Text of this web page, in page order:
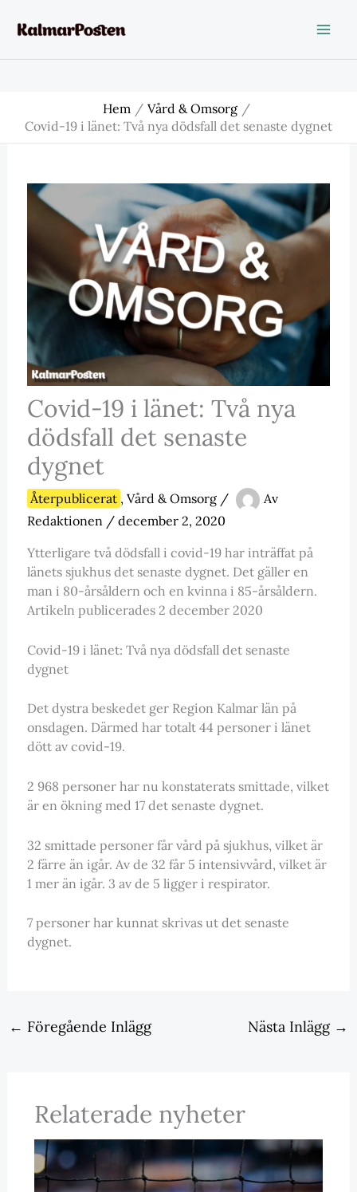
Hem
Vård & Omsorg
Covid-19 i länet: Två nya dödsfall det senaste dygnet
Covid-19 i länet: Två nya
dödsfall det senaste
dygnet
Återpublicerat , Vård & Omsorg/
Av
Redaktionen / december 2, 2020
Ytterligare två dödsfall i covid-19 har inträffat på
länets sjukhus det senaste dygnet. Det gäller en
man i 80-årsåldern och en kvinna i 85-årsåldern.
Artikeln publicerades 2 december 2020
Covid-19 i länet: Två nya dödsfall det senaste
dygnet
Det dystra beskedet ger Region Kalmar län på
onsdagen. Därmed har totalt 44 personer i länet
dött av covid-19.
2 968 personer har nu konstaterats smittade, vilket
är en ökning med 17 det senaste dygnet.
32 smittade personer får vård på sjukhus, vilket är
2 färre än igår. Av de 32 får 5 intensivvård, vilket är
1 mer än igår. 3 av de 5 ligger i respirator.
7 personer har kunnat skrivas ut det senaste
dygnet.
← Föregående Inlägg Nästa Inlägg →
Relaterade nyheter